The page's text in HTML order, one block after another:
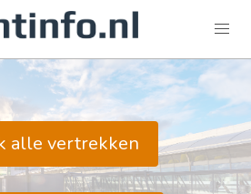
alle vertrekken